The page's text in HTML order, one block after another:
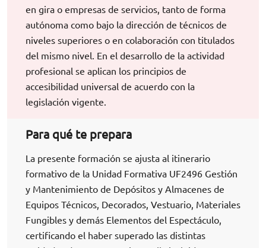
en gira o empresas de servicios, tanto de forma
autónoma como bajo la dirección de técnicos de
niveles superiores o en colaboración con titulados
del mismo nivel. En el desarrollo de la actividad
profesional se aplican los principios de
accesibilidad universal de acuerdo con la
legislación vigente.
Para qué te prepara
La presente formación se ajusta al itinerario
formativo de la Unidad Formativa UF2496 Gestión
y Mantenimiento de Depósitos y Almacenes de
Equipos Técnicos, Decorados, Vestuario, Materiales
Fungibles y demás Elementos del Espectáculo,
certificando el haber superado las distintas